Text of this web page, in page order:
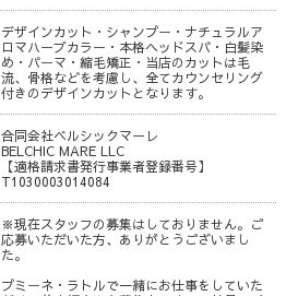
デザインカット・シャンプー・ナチュラルア
ロマハーブカラー・本格ヘッドスパ・白髪染
め・パーマ・縮毛矯正・当店のカットは毛
流、骨格などを考慮し、全てカウンセリング
付きのデザインカットとなります。
合同会社ベルシックマーレ
BELCHIC MARE LLC
【適格請求書発行事業者登録番号】
T1030003014084
※現在スタッフの募集はしておりません。ご
応募いただいた方、ありがとうございまし
た。
プミーネ・ラトルで一緒にお仕事をしていた